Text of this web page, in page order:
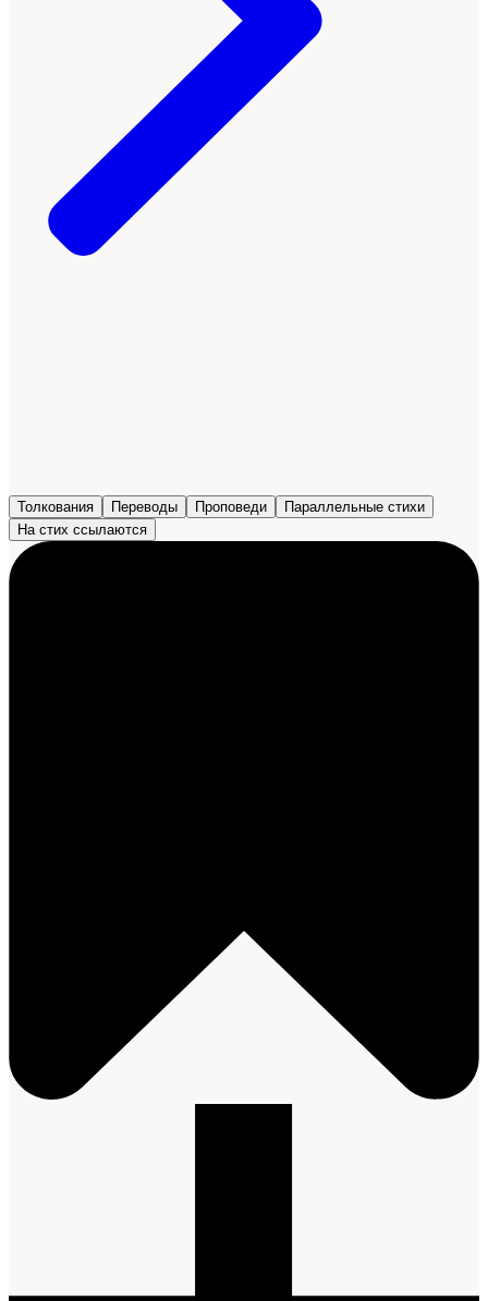
Толкования Переводы Проповеди
Параллельные стихи
На стих ссылаются